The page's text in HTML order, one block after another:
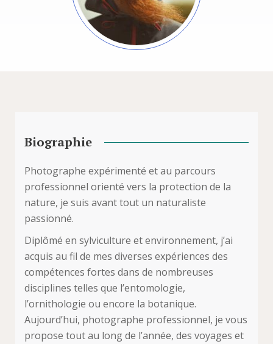
Biographie
Photographe expérimenté et au parcours
professionnel orienté vers la protection de la
nature, je suis avant tout un naturaliste
passionné.
Diplômé en sylviculture et environnement, j’ai
acquis au fil de mes diverses expériences des
compétences fortes dans de nombreuses
disciplines telles que l’entomologie,
l’ornithologie ou encore la botanique.
Aujourd’hui, photographe professionnel, je vous
propose tout au long de l’année, des voyages et